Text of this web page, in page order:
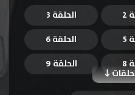
2
الحلقة 3
5 الحلقة 6
8
الحلقة 9
الحلقة 12